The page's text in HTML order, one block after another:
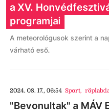
a XV.
programjai
A meteorológusok szerint a
várható eső.
2024. 08. 17., 06:54 Sport,
"Bevonultak" a MÁV